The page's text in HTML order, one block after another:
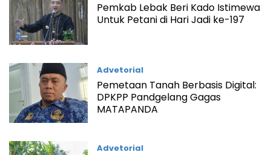
Pemkab Lebak Beri Kado Istimewa
Untuk Petani di Hari Jadi ke-197
Advetorial
Pemetaan Tanah Berbasis Digital:
DPKPP Pandgelang Gagas
MATAPANDA
Advetorial